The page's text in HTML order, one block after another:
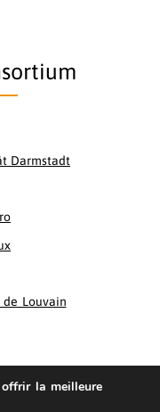
Darmstadt
Louvain
&nbsp;
la meilleure